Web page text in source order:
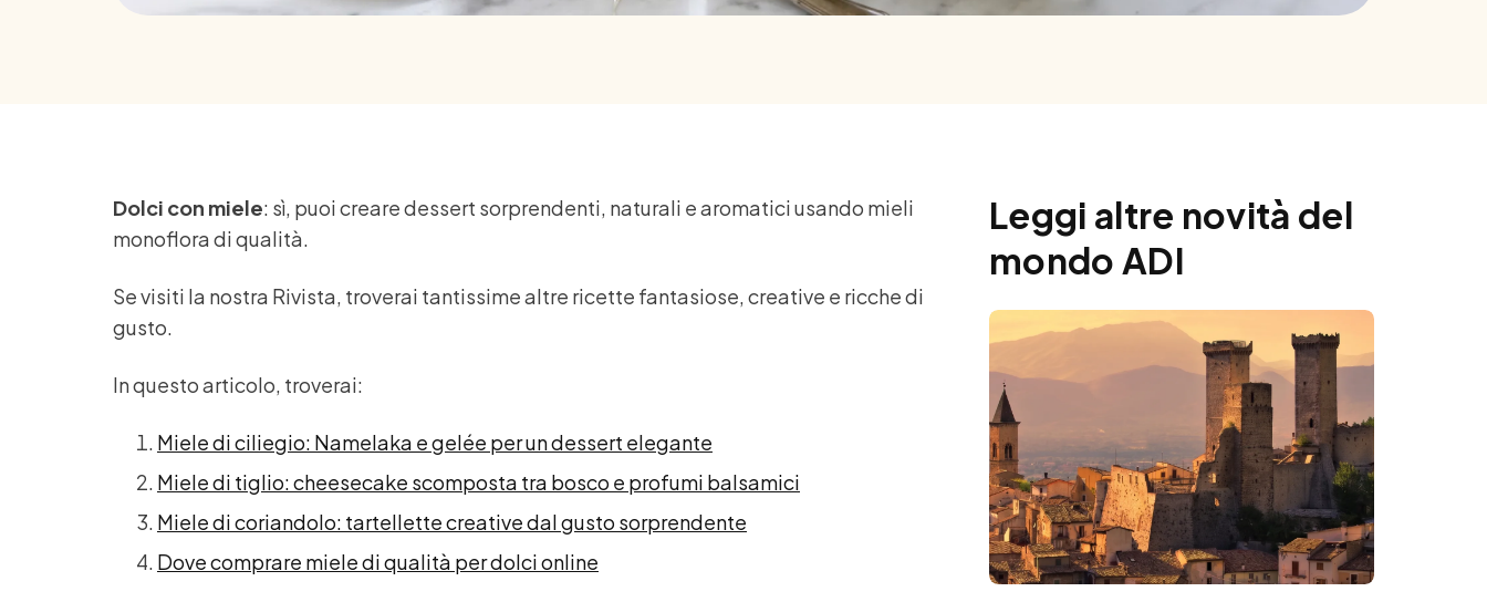
Dolci con miele: sì, puoi creare dessert sorprendenti, naturali e aromatici usando mieli
monoflora di qualità.
Se visiti la nostra Rivista, troverai tantissime altre ricette fantasiose, creative e ricche di
gusto.
In questo articolo, troverai:
Miele di ciliegio: Namelaka e gelée per un dessert elegante
Miele di tiglio: cheesecake scomposta tra bosco e profumi balsamici
Miele di coriandolo: tartellette creative dal gusto sorprendente
Dove comprare miele di qualità per dolci online
Leggi altre novità del
mondo ADI